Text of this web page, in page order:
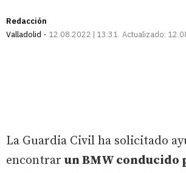
Redacción
Valladolid
12.08.2022 | 13:31 Actualizado:
La Guardia Civil ha solicitado
encontrar un BMW conducido